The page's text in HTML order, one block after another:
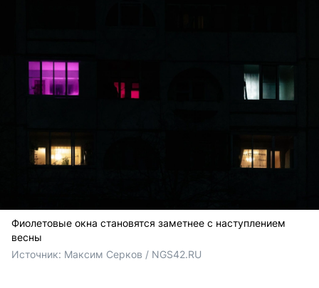
Фиолетовые окна становятся заметнее с наступлением
весны
Источник: Максим Серков / NGS42.RU